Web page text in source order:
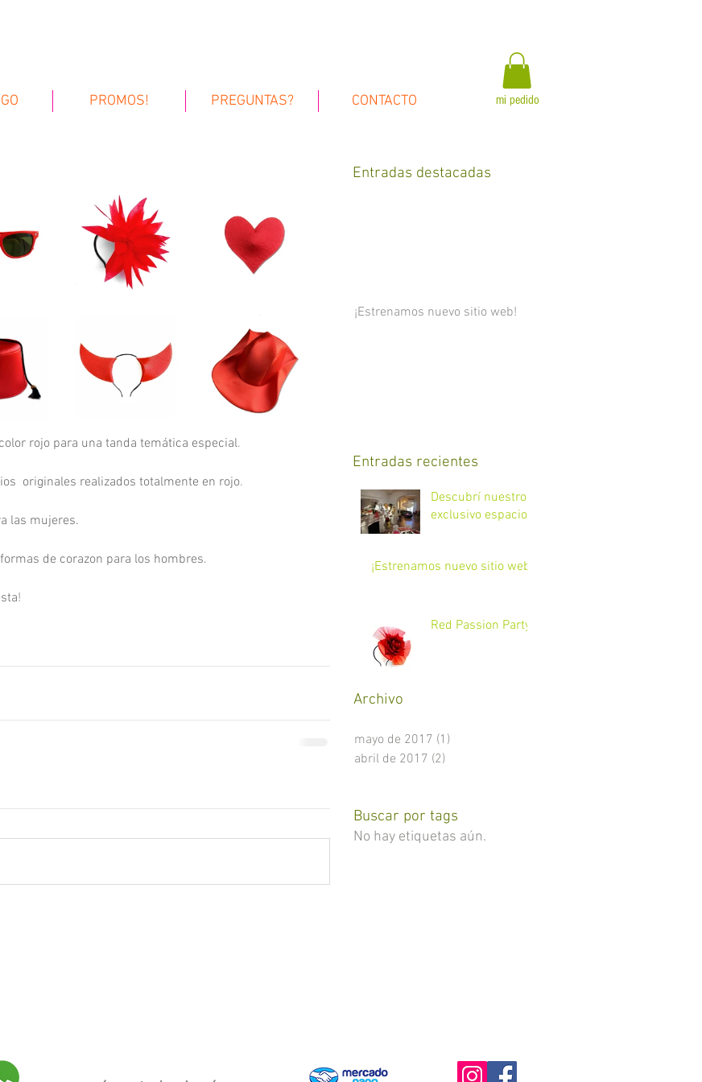
PROMOS! PREGUNTAS? CONTACTO mi pedido
rojo para una tanda temática especial.
originales realizados totalmente en rojo.
las mujeres.
de corazon para los hombres.
!
Entradas destacadas
¡Estrenamos nuevo sitio web!
Entradas recientes
Descubrí nuestro
exclusivo espacio.
¡Estrenamos nuevo sitio web!
Red Passion Party
Archivo
mayo de 2017 (1)
abril de 2017 (2)
Buscar por tags
No hay etiquetas aún.